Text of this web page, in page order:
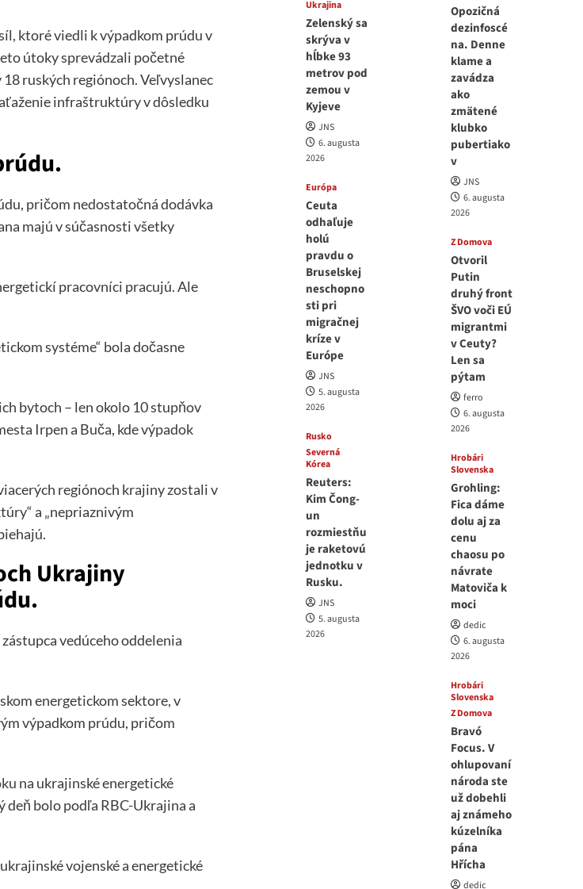
ktoré viedli k výpadkom prúdu v
útoky sprevádzali početné
ruských regiónoch. Veľvyslanec
infraštruktúry v dôsledku
pričom nedostatočná dodávka
majú v súčasnosti všetky
pracovníci pracujú. Ale
systéme“ bola dočasne
bytoch – len okolo 10 stupňov
Irpen a Buča, kde výpadok
regiónoch krajiny zostali v
a „nepriaznivým
Ukrajiny
vedúceho oddelenia
energetickom sektore, v
výpadkom prúdu, pričom
na ukrajinské energetické
deň bolo podľa RBC-Ukrajina a
vojenské a energetické
Ukrajina
Zelenský sa
skrýva v
hĺbke 93
metrov pod
zemou v
Kyjeve
JNS
6. augusta
2026
Európa
Ceuta
odhaľuje
holú
pravdu o
Bruselskej
neschopno
sti pri
migračnej
kríze v
Európe
JNS
5. augusta
2026
Rusko
Severná
Kórea
Reuters:
Kim Čong-
un
rozmiestňu
je raketovú
jednotku v
Rusku.
JNS
5. augusta
2026
Opozičná
dezinfoscé
na. Denne
klame a
zavádza
ako
zmätené
klubko
pubertiako
v
JNS
6. augusta
2026
Z Domova
Otvoril
Putin
druhý front
ŠVO voči EÚ
migrantmi
v Ceuty?
Len sa
pýtam
ferro
6. augusta
2026
Hrobári
Slovenska
Grohling:
Fica dáme
dolu aj za
cenu
chaosu po
návrate
Matoviča k
moci
dedic
6. augusta
2026
Hrobári
Slovenska
Z Domova
Bravó
Focus. V
ohlupovaní
národa ste
už dobehli
aj známeho
kúzelníka
pána
Hřícha
dedic